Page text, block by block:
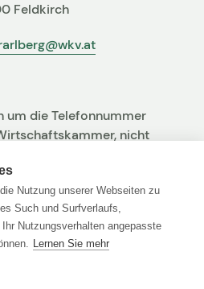
Feldkirch
um die Telefonnummer
nicht
Nutzung unserer Webseiten zu
Such und Surfverlaufs,
Nutzungsverhalten angepasste
Lernen Sie mehr